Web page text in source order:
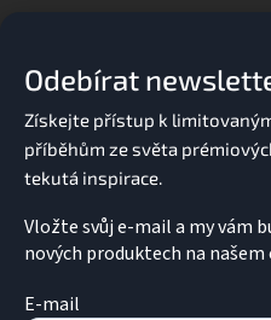
Odebírat
Vložte svůj e-mail a my vám
nových produktech na našem
E-mail